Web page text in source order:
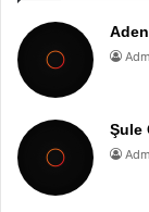
Şule